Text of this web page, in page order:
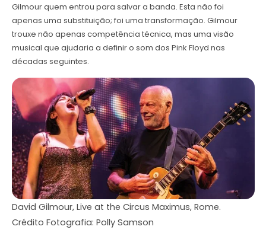
Gilmour quem entrou para salvar a banda. Esta não foi
apenas uma substituição; foi uma transformação. Gilmour
trouxe não apenas competência técnica, mas uma visão
musical que ajudaria a definir o som dos Pink Floyd nas
décadas seguintes.
David Gilmour, Live at the Circus Maximus, Rome.
Crédito Fotografia: Polly Samson